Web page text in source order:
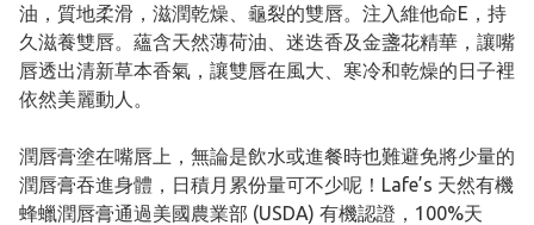
油，質地柔滑，滋潤乾燥、龜裂的雙唇。注入維他命E，持
久滋養雙唇。蘊含天然薄荷油、迷迭香及金盞花精華，讓嘴
唇透出清新草本香氣，讓雙唇在風大、寒冷和乾燥的日子裡
依然美麗動人。
潤唇膏塗在嘴唇上，無論是飲水或進餐時也難避免將少量的
潤唇膏吞進身體，日積月累份量可不少呢！Lafe’s 天然有機
蜂蠟潤唇膏通過美國農業部 (USDA) 有機認證，100%天